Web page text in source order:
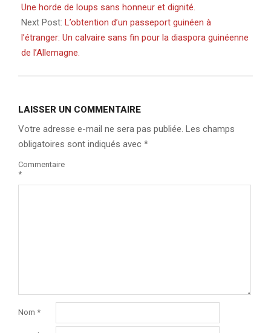
29
Une horde de loups sans honneur et dignité.
Next Post: L’obtention d’un passeport guinéen à
l’étranger: Un calvaire sans fin pour la diaspora guinéenne
de l’Allemagne.
LAISSER UN COMMENTAIRE
Votre adresse e-mail ne sera pas publiée. Les champs
obligatoires sont indiqués avec *
Commentaire
*
Nom *